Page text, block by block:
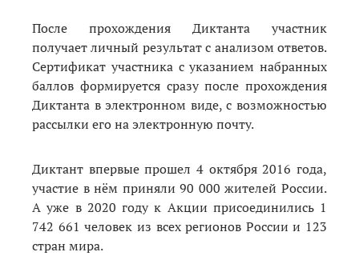
После прохождения Диктанта участник
получает личный результат с анализом ответов.
Сертификат участника с указанием набранных
баллов формируется сразу после прохождения
Диктанта в электронном виде, с возможностью
рассылки его на электронную почту.
Диктант впервые прошел 4 октября 2016 года,
участие в нём приняли 90 000 жителей России.
А уже в 2020 году к Акции присоединились 1
742 661 человек из всех регионов России и 123
стран мира.